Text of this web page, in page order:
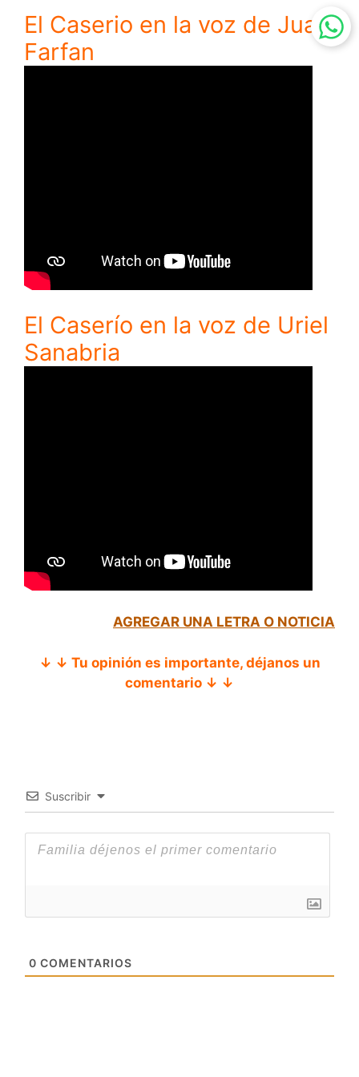
El Caserio en la voz de Juan
Farfan
El Caserío en la voz de Uriel
Sanabria
AGREGAR UNA LETRA O NOTICIA
↓ ↓ Tu opinión es importante, déjanos un
comentario ↓ ↓
Suscribir
0 COMENTARIOS